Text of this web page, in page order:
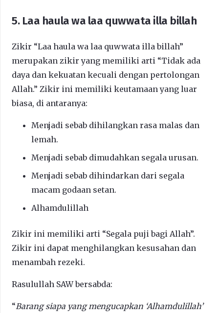
5. Laa haula wa laa quwwata illa billah
Zikir “Laa haula wa laa quwwata illa billah”
merupakan zikir yang memiliki arti “Tidak ada
daya dan kekuatan kecuali dengan pertolongan
Allah.” Zikir ini memiliki keutamaan yang luar
biasa, di antaranya:
Menjadi sebab dihilangkan rasa malas dan
lemah.
Menjadi sebab dimudahkan segala urusan.
Menjadi sebab dihindarkan dari segala
macam godaan setan.
Alhamdulillah
Zikir ini memiliki arti “Segala puji bagi Allah”.
Zikir ini dapat menghilangkan kesusahan dan
menambah rezeki.
Rasulullah SAW bersabda:
“Barang siapa yang mengucapkan ‘Alhamdulillah’